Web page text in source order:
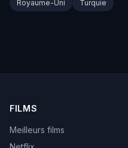
Royaume-Uni
Turquie
FILMS
Meilleurs films